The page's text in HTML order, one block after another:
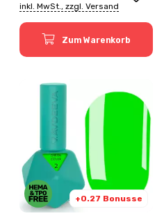
inkl. MwSt., zzgl. Versand
Zum Warenkorb
+0.27 Bonusse